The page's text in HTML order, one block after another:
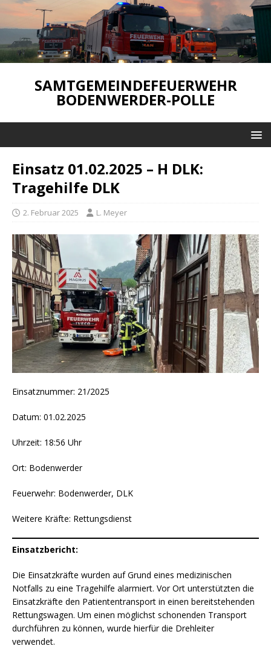
SAMTGEMEINDEFEUERWEHR
BODENWERDER-POLLE
Einsatz 01.02.2025 – H DLK:
Tragehilfe DLK
2. Februar 2025 L. Meyer
Einsatznummer: 21/2025
Datum: 01.02.2025
Uhrzeit: 18:56 Uhr
Ort: Bodenwerder
Feuerwehr: Bodenwerder, DLK
Weitere Kräfte: Rettungsdienst
Einsatzbericht:
Die Einsatzkräfte wurden auf Grund eines medizinischen
Notfalls zu eine Tragehilfe alarmiert. Vor Ort unterstützten die
Einsatzkräfte den Patiententransport in einen bereitstehenden
Rettungswagen. Um einen möglichst schonenden Transport
durchführen zu können, wurde hierfür die Drehleiter
verwendet.